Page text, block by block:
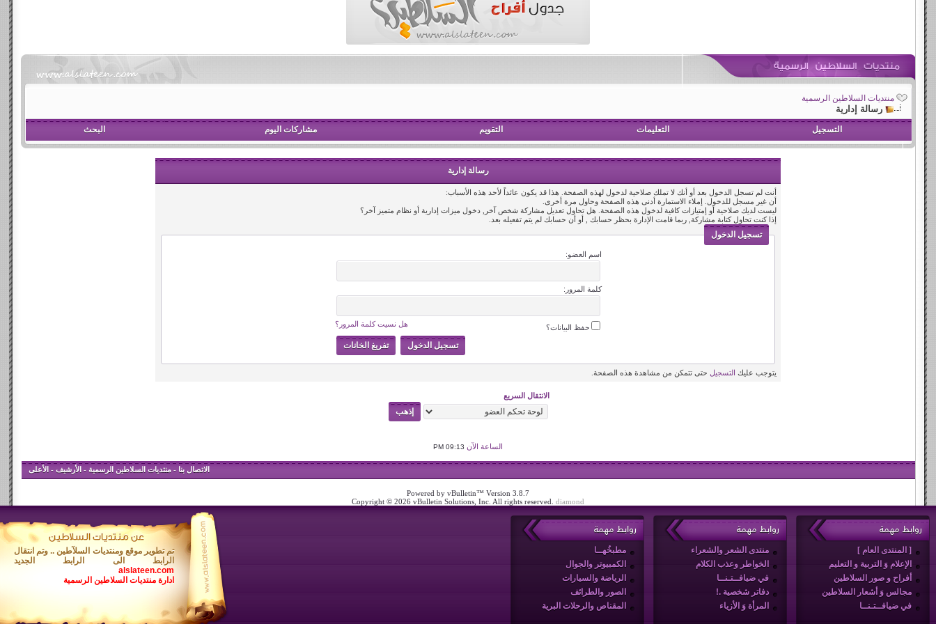
منتديات السلاطين الرسمية
رسالة إدارية
التسجيل التعليمات التقويم مشاركات اليوم البحث
رسالة إدارية
أنت لم تسجل الدخول بعد أو أنك لا تملك صلاحية لدخول لهذه الصفحة. هذا قد يكون عائداً لأحد هذه الأسباب:
أن غير مسجل للدخول. إملاء الاستمارة أدنى هذه الصفحة وحاول مرة أخرى.
ليست لديك صلاحية أو إمتيازات كافية لدخول هذه الصفحة. هل تحاول تعديل مشاركة شخص آخر, دخول ميزات إدارية أو نظام متميز آخر؟
إذا كنت تحاول كتابة مشاركة, ربما قامت الإدارة بحظر حسابك , أو أن حسابك لم يتم تفعيله بعد.
تسجيل الدخول
اسم العضو:
كلمة المرور:
هل نسيت كلمة المرور؟ حفظ البيانات؟
يتوجب عليك التسجيل حتى تتمكن من مشاهدة هذه الصفحة.
الانتقال السريع
الساعة الآن 09:13 PM
الاتصال بنا -منتديات السلاطين الرسمية - الأرشيف - الأعلى
Powered by vBulletin™ Version 3.8.7
Copyright © 2026 vBulletin Solutions, Inc. All rights reserved. diamond
روابط مهمة
[ المنتدى العام ]
الإعلام وَ التربية و التعليم
أفراح و صور السلاطين
مجالس وَ أشعار السلاطين
في ضيافــتـنــا
روابط مهمة
منتدى الشعر والشعراء
الخواطر وعذب الكلام
في ضيافــتـنــا
دفاتر شخصية .!
المرأة وَ الأزياء
روابط مهمة
مطبخُهــا
الكمبيوتر والجوال
الرياضة والسيارات
الصور والطرائف
المقناص والرحلات البرية
تم تطوير موقع ومنتديات السلآطين .. وتم انتقال
الرابط الى الرابط الجديد
alslateen.com
ادارة منتديات السلاطين الرسمية